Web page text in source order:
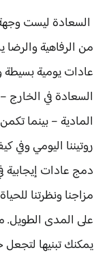
السعادة ليست
من الرفاهية والرضا
عادات يومية
السعادة في الخارج
المادية – بينما
روتيننا اليومي وفي
دمج عادات إيجابية
مزاجنا ونظرتنا
على المدى الطويل.
يمكنك تبنيها